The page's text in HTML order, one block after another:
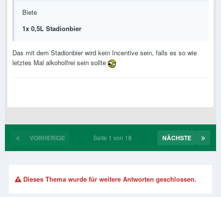
Biete
1x 0,5L Stadionbier
Das mit dem Stadionbier wird kein Incentive sein, falls es so wie
letztes Mal alkoholfrei sein sollte
VORHERIGE NÄCHSTE
Seite 1 von 18
Dieses Thema wurde für weitere Antworten geschlossen.